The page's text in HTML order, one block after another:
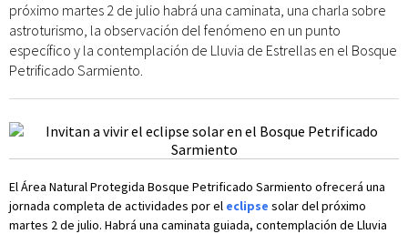
próximo martes 2 de julio habrá una caminata, una charla sobre
astroturismo, la observación del fenómeno en un punto
específico y la contemplación de Lluvia de Estrellas en el Bosque
Petrificado Sarmiento.
El Área Natural Protegida Bosque Petrificado Sarmiento ofrecerá una
jornada completa de actividades por el eclipse solar del próximo
martes 2 de julio. Habrá una caminata guiada, contemplación de Lluvia